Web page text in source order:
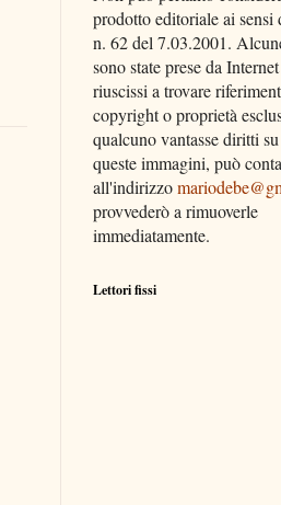
prodotto editoriale ai sensi
n. 62 del 7.03.2001.
sono state prese da
riuscissi a trovare
copyright o proprietà
qualcuno vantasse diritti
queste immagini, può
all'indirizzo
provvederò a rimuoverle
immediatamente.
Lettori fissi